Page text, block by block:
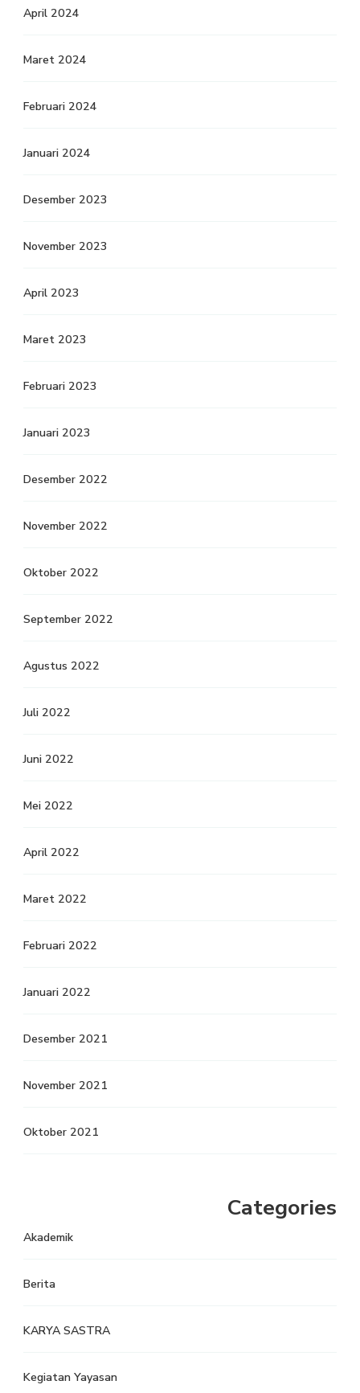
April 2024
Maret 2024
Februari 2024
Januari 2024
Desember 2023
November 2023
April 2023
Maret 2023
Februari 2023
Januari 2023
Desember 2022
November 2022
Oktober 2022
September 2022
Agustus 2022
Juli 2022
Juni 2022
Mei 2022
April 2022
Maret 2022
Februari 2022
Januari 2022
Desember 2021
November 2021
Oktober 2021
Categories
Akademik
Berita
KARYA SASTRA
Kegiatan Yayasan